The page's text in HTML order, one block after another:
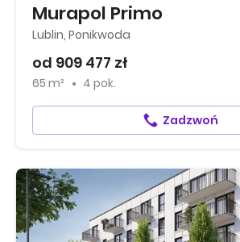
Murapol Primo
Lublin, Ponikwoda
od 909 477 zł
65 m² 4 pok.
Zadzwoń